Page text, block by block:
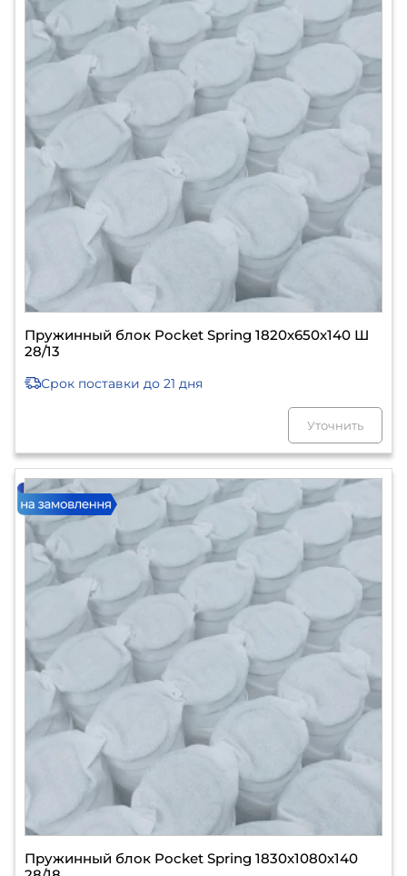
Пружинный блок Pocket Spring 1820х650х140 Ш
28/13
Срок поставки до 21 дня
Уточнить
Пружинный блок Pocket Spring 1830х1080х140